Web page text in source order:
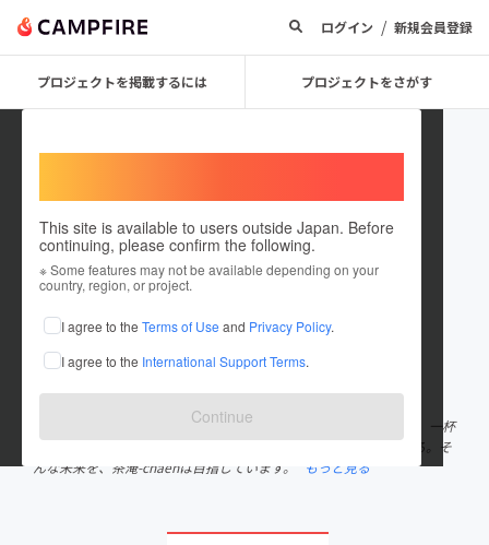
ログイン / 新規会員登録
プロジェクトを掲載するには プロジェクトをさがす
This site is available to users outside Japan. Before
continuing, please confirm the following.
※ Some features may not be available depending on your
country, region, or project.
I agree to the Terms of Use and Privacy Policy.
I agree to the International Support Terms.
Continue
chaen｜japanese tea
これまでに13回支援して3件のプロジェクトを投稿しています
在住国：日本 現在地：愛知県
出身国：日本 出身地：愛知県
日本茶の価値を翻訳し、誰もが自分基準で楽しめる文化をつくる。 一杯
のお茶をきっかけに、人と人がつながり、暮らしが少し豊かになる。そ
んな未来を、茶淹-chaenは目指しています。
もっと見る